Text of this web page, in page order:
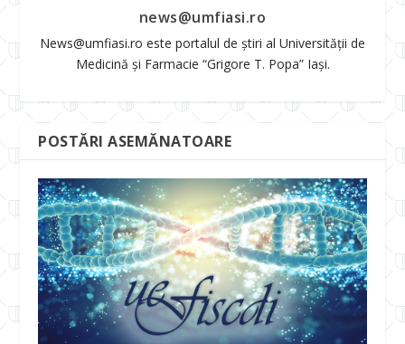
news@umfiasi.ro
News@umfiasi.ro este portalul de știri al Universității de
Medicină și Farmacie “Grigore T. Popa” Iași.
POSTĂRI ASEMĂNATOARE